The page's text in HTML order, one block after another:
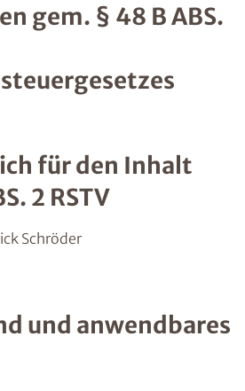
gem. § 48 B ABS.
für den Inhalt
2 RSTV
Schröder
und anwendbares